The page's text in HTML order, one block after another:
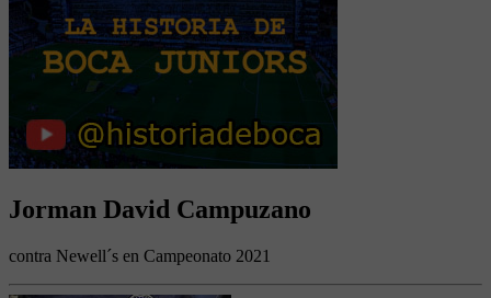
Jorman David Campuzano
contra Newell´s en Campeonato 2021